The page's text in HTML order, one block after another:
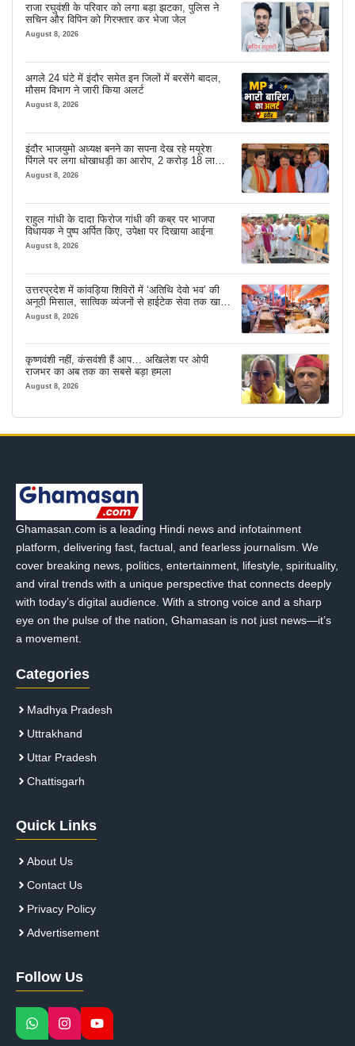
राजा रघुवंशी के परिवार को लगा बड़ा झटका, पुलिस ने
सचिन और विपिन को गिरफ्तार कर भेजा जेल
August 8, 2026
अगले 24 घंटे में इंदौर समेत इन जिलों में बरसेंगे बादल,
मौसम विभाग ने जारी किया अलर्ट
August 8, 2026
इंदौर भाजयुमो अध्यक्ष बनने का सपना देख रहे मयूरेश
पिंगले पर लगा धोखाधड़ी का आरोप, 2 करोड़ 18 लाख
लेने के बाद भी नहीं दिया जमीन का कब्जा
August 8, 2026
राहुल गांधी के दादा फिरोज गांधी की कब्र पर भाजपा
विधायक ने पुष्प अर्पित किए, उपेक्षा पर दिखाया आईना
August 8, 2026
उत्तरप्रदेश में कांवड़िया शिविरों में ‘अतिथि देवो भव’ की
अनूठी मिसाल, सात्विक व्यंजनों से हाईटेक सेवा तक खास
इंतजाम
August 8, 2026
कृष्णवंशी नहीं, कंसवंशी हैं आप… अखिलेश पर ओपी
राजभर का अब तक का सबसे बड़ा हमला
August 8, 2026
Ghamasan.com is a leading Hindi news and infotainment
platform, delivering fast, factual, and fearless journalism. We
cover breaking news, politics, entertainment, lifestyle, spirituality,
and viral trends with a unique perspective that connects deeply
with today’s digital audience. With a strong voice and a sharp
eye on the pulse of the nation, Ghamasan is not just news—it’s
a movement.
Categories
Madhya Pradesh
Uttrakhand
Uttar Pradesh
Chattisgarh
Quick Links
About Us
Contact Us
Privacy Policy
Advertisement
Follow Us